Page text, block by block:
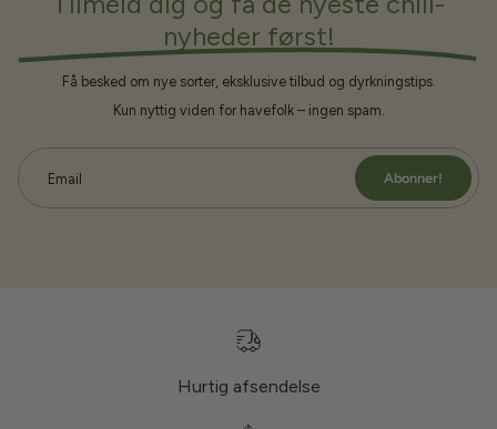
nyheder først!
Få besked om nye sorter, eksklusive tilbud og dyrkningstips.
Kun nyttig viden for havefolk – ingen spam.
Email Abonner!
Hurtig afsendelse